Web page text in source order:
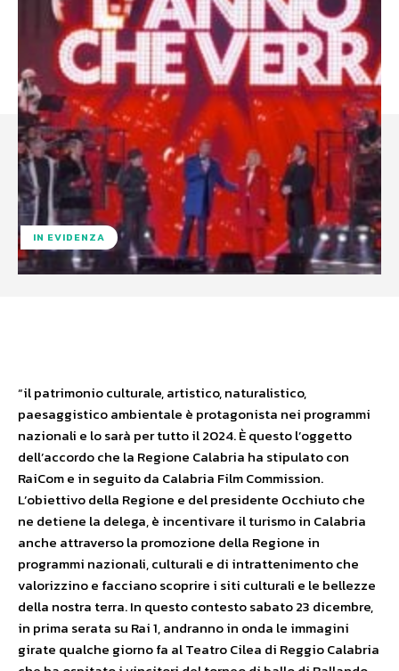
IN EVIDENZA
“il patrimonio culturale, artistico, naturalistico,
paesaggistico ambientale è protagonista nei programmi
nazionali e lo sarà per tutto il 2024. È questo l’oggetto
dell’accordo che la Regione Calabria ha stipulato con
RaiCom e in seguito da Calabria Film Commission.
L’obiettivo della Regione e del presidente Occhiuto che
ne detiene la delega, è incentivare il turismo in Calabria
anche attraverso la promozione della Regione in
programmi nazionali, culturali e di intrattenimento che
valorizzino e facciano scoprire i siti culturali e le bellezze
della nostra terra. In questo contesto sabato 23 dicembre,
in prima serata su Rai 1, andranno in onda le immagini
girate qualche giorno fa al Teatro Cilea di Reggio Calabria